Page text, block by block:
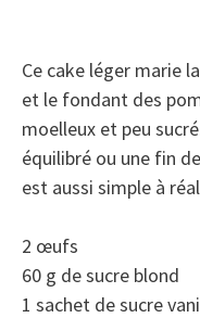
Ce cake léger marie
et le fondant des
moelleux et peu
équilibré ou une fin
est aussi simple à
2 œufs
60 g de sucre blond
1 sachet de sucre